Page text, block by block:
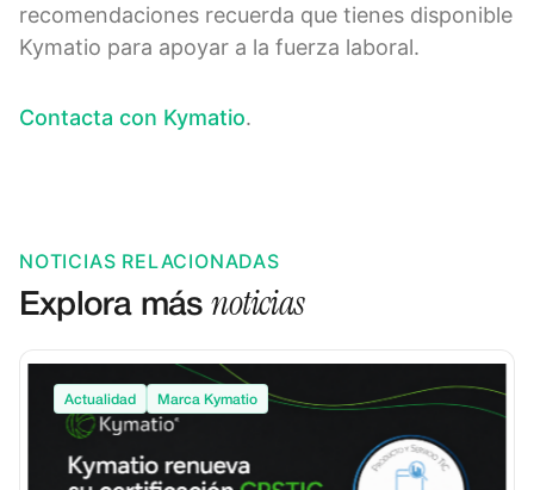
recomendaciones recuerda que tienes disponible
Kymatio para apoyar a la fuerza laboral.
Contacta con Kymatio.
NOTICIAS RELACIONADAS
Explora másnoticias
Actualidad Marca Kymatio